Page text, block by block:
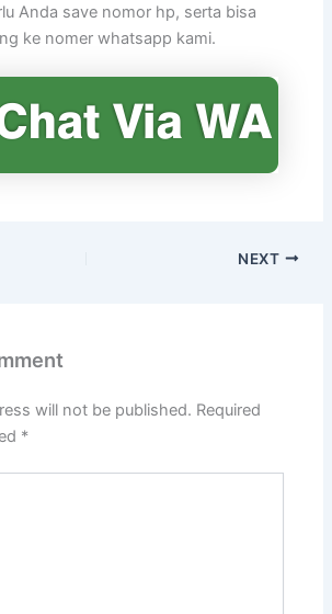
Anda save nomor hp, serta bisa
ke nomer whatsapp kami.
NEXT
will not be published. Required
*